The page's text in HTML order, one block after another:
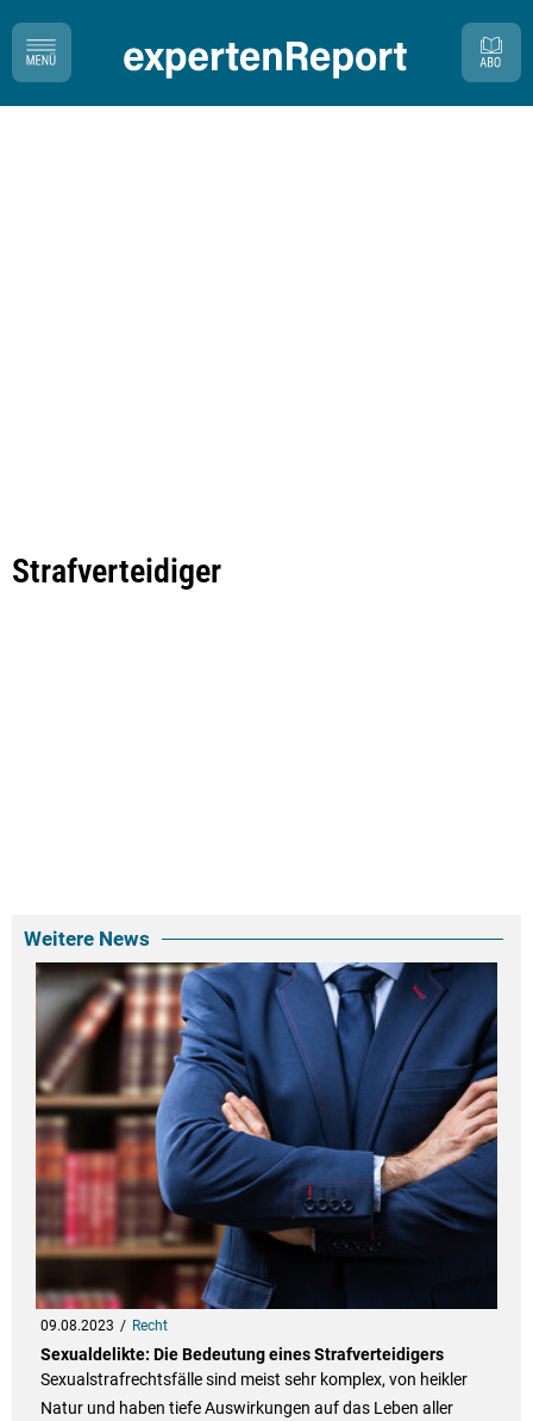
Strafverteidiger
Weitere News
09.08.2023 Recht
Sexualdelikte: Die Bedeutung eines Strafverteidigers
Sexualstrafrechtsfälle sind meist sehr komplex, von heikler
Natur und haben tiefe Auswirkungen auf das Leben aller